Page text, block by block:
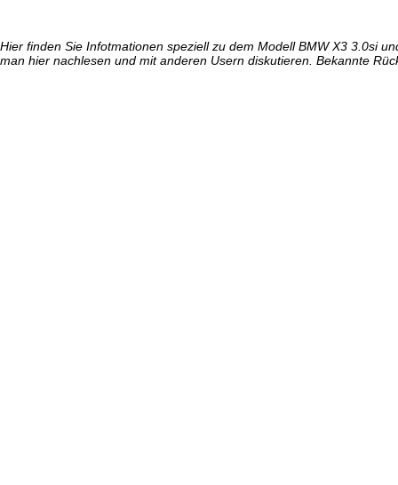
Hier finden Sie Infotmationen speziell zu dem Modell BMW X3 3.0si
man hier nachlesen und mit anderen Usern diskutieren. Bekannte